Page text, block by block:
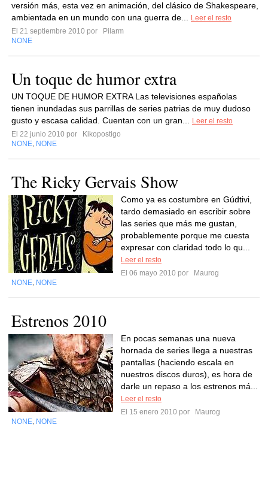
versión más, esta vez en animación, del clásico de Shakespeare,
ambientada en un mundo con una guerra de...
Leer el resto
El 21 septiembre 2010 por
Pilarm
NONE
Un toque de humor extra
UN TOQUE DE HUMOR EXTRA Las televisiones españolas
tienen inundadas sus parrillas de series patrias de muy dudoso
gusto y escasa calidad. Cuentan con un gran...
Leer el resto
El 22 junio 2010 por
Kikopostigo
NONE NONE
The Ricky Gervais Show
Como ya es costumbre en Gúdtivi,
tardo demasiado en escribir sobre
las series que más me gustan,
probablemente porque me cuesta
expresar con claridad todo lo qu...
Leer el resto
El 06 mayo 2010 por
Maurog
NONE NONE
Estrenos 2010
En pocas semanas una nueva
hornada de series llega a nuestras
pantallas (haciendo escala en
nuestros discos duros), es hora de
darle un repaso a los estrenos má...
Leer el resto
El 15 enero 2010 por
Maurog
NONE NONE